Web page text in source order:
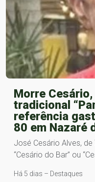
Morre
tradicional
referência
80 em Nazaré
José Cesário Alves,
“Cesário do Bar” ou
Há 5 dias – Destaques